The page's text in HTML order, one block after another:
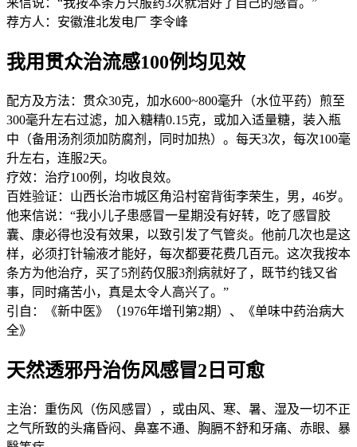
来信说：“我按本条方只服药3次就治好了自己的感冒。”
荐方人：安徽淮北发电厂 李令峰
我用贯众治流感100例均见效
配方及方法：贯众30克，加水600~800毫升（水位平药）煎至
300毫升左右过滤，加入糖精0.15克，或加入适量糖，装入瓶
中（备用汤剂须加防腐剂，同时加热）。每天3次，每次100毫
升左右，连服2天。
疗效：治疗100例，均收良效。
百姓验证：山西长治市城区角沿村窑背街李荣生，男，46岁。
他来信说：“我小儿子患感冒一星期没有好转，吃了感冒胶
囊、康必得也没有效果，以致引发了气管炎。他前几次也是这
样，必须打针输液才能好，每次都要花费几百元。这次我按本
条方为他治疗，买了5剂药仅服3剂病就好了，既节约钱又省
事，同时痛苦小，真是太令人高兴了。”
引自：《新中医》（1976年增刊第2期）、《单味中药治病大
全》
天然透邪丹治伤风感冒2日可愈
主治：重伤风（伤风感冒），或由风、寒、暑、湿及一切不正
之气所致的头痛昏闷、鼻塞不通、胸膈不舒和牙痛、赤眼、暴